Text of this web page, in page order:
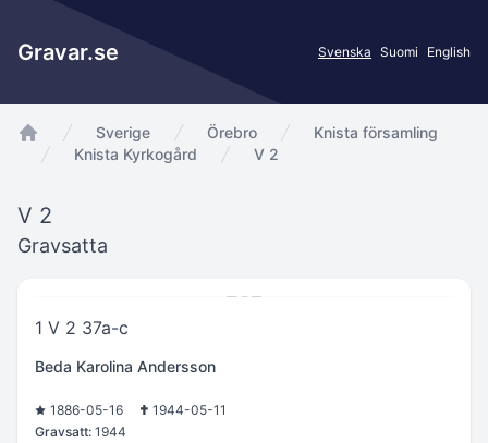
Gravar.se Svenska Suomi English
app.Start
Sverige Örebro
Knista församling
Knista Kyrkogård
V 2
V 2
Gravsatta
1 V 2 37a-c
Beda Karolina Andersson
1886-05-16
1944-05-11
Gravsatt: 1944